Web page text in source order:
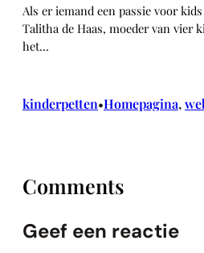
Als er iemand een passie voor
Talitha de Haas, moeder van vier
het…
kinderpetten•Homepagina,
Comments
Geef een reactie